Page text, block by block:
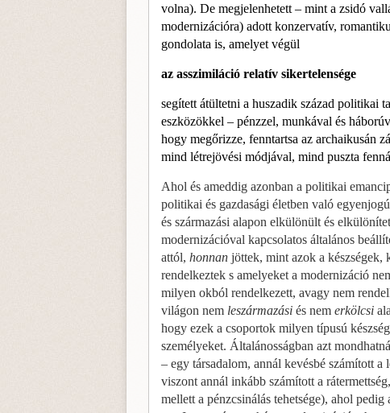
volna). De megjelenhetett – mint a zsidó
modernizációra) adott konzervatív,
gondolata is, amelyet végül
az asszimiláció relatív sikertelensége
segített átültetni a huszadik század politikai
eszközök­kel – pénzzel, munkával és
hogy megőrizze, fenntartsa az archaikusán
mind létrejövési mód­jával, mind puszta
Ahol és ameddig azonban a politikai
politi­kai és gazdasági életben való
és származási alapon elkülönült és
modernizációval kapcsola­tos általános
attól, honnan jöttek, mint azok a kész­ségek,
rendelkeztek s amelyeket a modernizáció
milyen okból rendelkezett, avagy nem
világon nem leszármazási és nem erkölcsi
hogy ezek a csoportok milyen típusú
személyeket. Általánosságban azt
– egy társadalom, annál kevésbé számított a
viszont annál inkább számított a
mellett a pénzcsinálás tehetsége), ahol